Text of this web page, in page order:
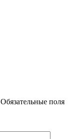
Обязательные поля